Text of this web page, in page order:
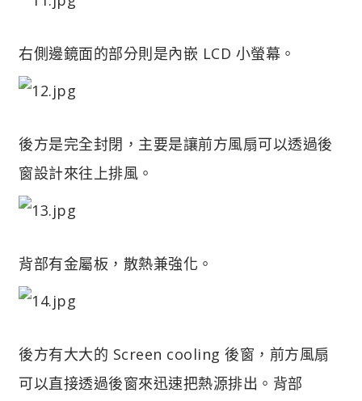
右側邊鏡面的部分則是內嵌 LCD 小螢幕。
後方是完全封閉，主要是讓前方風扇可以透過後
窗設計來往上排風。
背部有金屬板，散熱兼強化。
後方有大大的 Screen cooling 後窗，前方風扇
可以直接透過後窗來迅速把熱源排出。背部